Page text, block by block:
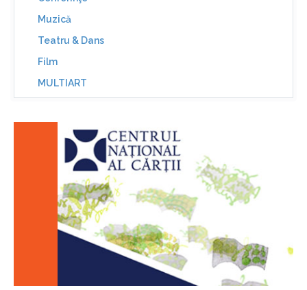
Muzică
Teatru & Dans
Film
MULTIART